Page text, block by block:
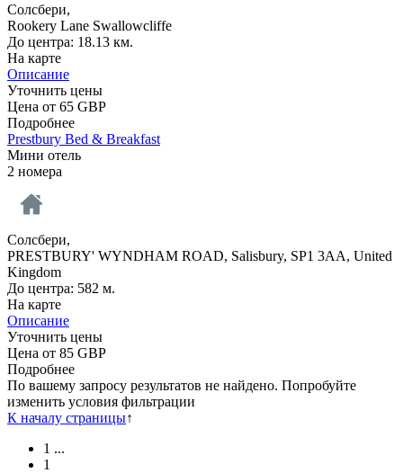
Солсбери,
Rookery Lane Swallowcliffe
До центра: 18.13 км.
На карте
Описание
Уточнить цены
Цена от 65 GBP
Подробнее
Prestbury Bed & Breakfast
Мини отель
2 номера
Солсбери,
PRESTBURY' WYNDHAM ROAD, Salisbury, SP1 3AA, United
Kingdom
До центра: 582 м.
На карте
Описание
Уточнить цены
Цена от 85 GBP
Подробнее
По вашему запросу результатов не найдено. Попробуйте
изменить условия фильтрации
К началу страницы↑
1 ...
1